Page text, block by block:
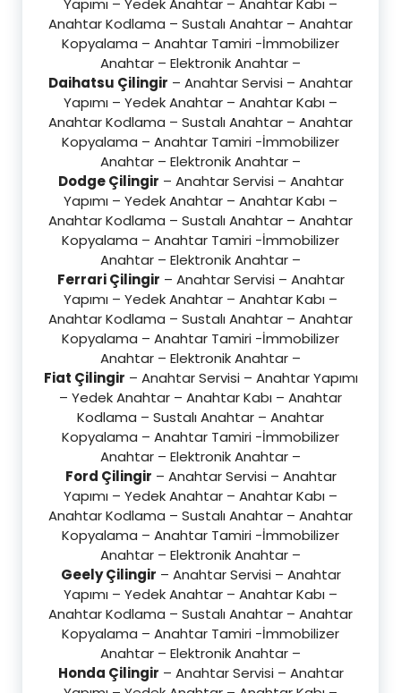
Yapımı – Yedek Anahtar – Anahtar Kabı –
Anahtar Kodlama – Sustalı Anahtar – Anahtar
Kopyalama – Anahtar Tamiri -İmmobilizer
Anahtar – Elektronik Anahtar –
Daihatsu Çilingir – Anahtar Servisi – Anahtar
Yapımı – Yedek Anahtar – Anahtar Kabı –
Anahtar Kodlama – Sustalı Anahtar – Anahtar
Kopyalama – Anahtar Tamiri -İmmobilizer
Anahtar – Elektronik Anahtar –
Dodge Çilingir – Anahtar Servisi – Anahtar
Yapımı – Yedek Anahtar – Anahtar Kabı –
Anahtar Kodlama – Sustalı Anahtar – Anahtar
Kopyalama – Anahtar Tamiri -İmmobilizer
Anahtar – Elektronik Anahtar –
Ferrari Çilingir – Anahtar Servisi – Anahtar
Yapımı – Yedek Anahtar – Anahtar Kabı –
Anahtar Kodlama – Sustalı Anahtar – Anahtar
Kopyalama – Anahtar Tamiri -İmmobilizer
Anahtar – Elektronik Anahtar –
Fiat Çilingir – Anahtar Servisi – Anahtar Yapımı
– Yedek Anahtar – Anahtar Kabı – Anahtar
Kodlama – Sustalı Anahtar – Anahtar
Kopyalama – Anahtar Tamiri -İmmobilizer
Anahtar – Elektronik Anahtar –
Ford Çilingir – Anahtar Servisi – Anahtar
Yapımı – Yedek Anahtar – Anahtar Kabı –
Anahtar Kodlama – Sustalı Anahtar – Anahtar
Kopyalama – Anahtar Tamiri -İmmobilizer
Anahtar – Elektronik Anahtar –
Geely Çilingir – Anahtar Servisi – Anahtar
Yapımı – Yedek Anahtar – Anahtar Kabı –
Anahtar Kodlama – Sustalı Anahtar – Anahtar
Kopyalama – Anahtar Tamiri -İmmobilizer
Anahtar – Elektronik Anahtar –
Honda Çilingir – Anahtar Servisi – Anahtar